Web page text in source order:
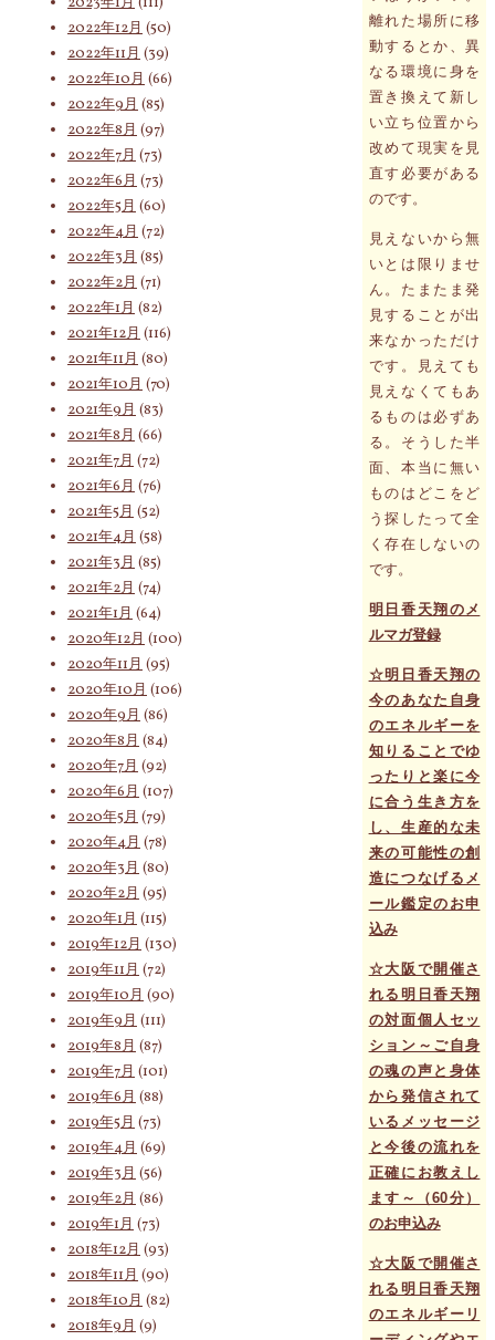
離れた場所に移
動するとか、異
なる環境に身を
置き換えて新し
い立ち位置から
改めて現実を見
直す必要がある
のです。
見えないから無
いとは限りませ
ん。たまたま発
見することが出
来なかっただけ
です。見えても
見えなくてもあ
るものは必ずあ
る。そうした半
面、本当に無い
ものはどこをど
う探したって全
く存在しないの
です。
明日香天翔のメ
ルマガ登録
☆明日香天翔の
今のあなた自身
のエネルギーを
知りることでゆ
ったりと楽に今
に合う生き方を
し、生産的な未
来の可能性の創
造につなげるメ
ール鑑定のお申
込み
☆大阪で開催さ
れる明日香天翔
の対面個人セッ
ション～ご自身
の魂の声と身体
から発信されて
いるメッセージ
と今後の流れを
正確にお教えし
ます～（60分）
のお申込み
☆大阪で開催さ
れる明日香天翔
のエネルギーリ
2022年12月 (50)
2022年11月 (39)
2022年10月 (66)
2022年9月 (85)
2022年8月 (97)
2022年7月 (73)
2022年6月 (73)
2022年5月 (60)
2022年4月 (72)
2022年3月 (85)
2022年2月 (71)
2022年1月 (82)
2021年12月 (116)
2021年11月 (80)
2021年10月 (70)
2021年9月 (83)
2021年8月 (66)
2021年7月 (72)
2021年6月 (76)
2021年5月 (52)
2021年4月 (58)
2021年3月 (85)
2021年2月 (74)
2021年1月 (64)
2020年12月 (100)
2020年11月 (95)
2020年10月 (106)
2020年9月 (86)
2020年8月 (84)
2020年7月 (92)
2020年6月 (107)
2020年5月 (79)
2020年4月 (78)
2020年3月 (80)
2020年2月 (95)
2020年1月 (115)
2019年12月 (130)
2019年11月 (72)
2019年10月 (90)
2019年9月 (111)
2019年8月 (87)
2019年7月 (101)
2019年6月 (88)
2019年5月 (73)
2019年4月 (69)
2019年3月 (56)
2019年2月 (86)
2019年1月 (73)
2018年12月 (93)
2018年11月 (90)
2018年10月 (82)
2018年9月 (9)